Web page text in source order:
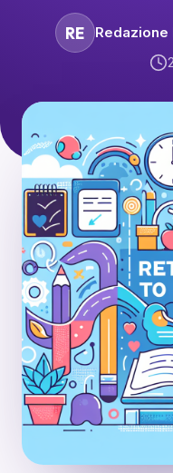
RE Redazione
2